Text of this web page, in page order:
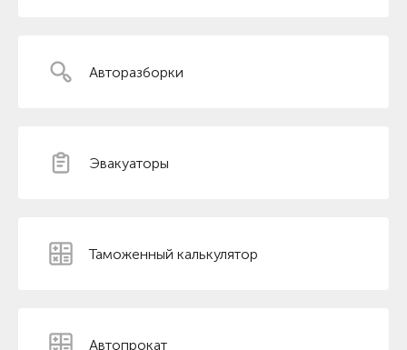
Авторазборки
Эвакуаторы
Таможенный калькулятор
Автопрокат